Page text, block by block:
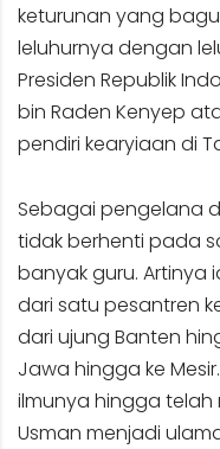
keturunan yang
leluhurnya dengan
Presiden Republik
bin Raden Kenyep
pendiri kearyiaan di
Sebagai pengelana
tidak berhenti pada
banyak guru. Artinya
dari satu pesantren
dari ujung Banten
Jawa hingga ke
ilmunya hingga
Usman menjadi